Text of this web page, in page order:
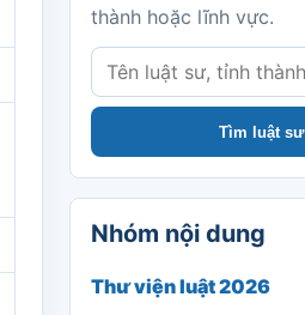
thành hoặc lĩnh vực.
Tìm luật sư
Nhóm nội dung
Thư viện luật 2026